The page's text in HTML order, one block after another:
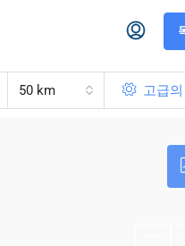
50 km 고급의